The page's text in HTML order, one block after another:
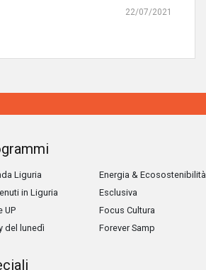
22/07/2021
Liguria
in Liguria
UP
del lunedì
Energia & Ecosostenibilità
Esclusiva
Focus Cultura
Forever Samp